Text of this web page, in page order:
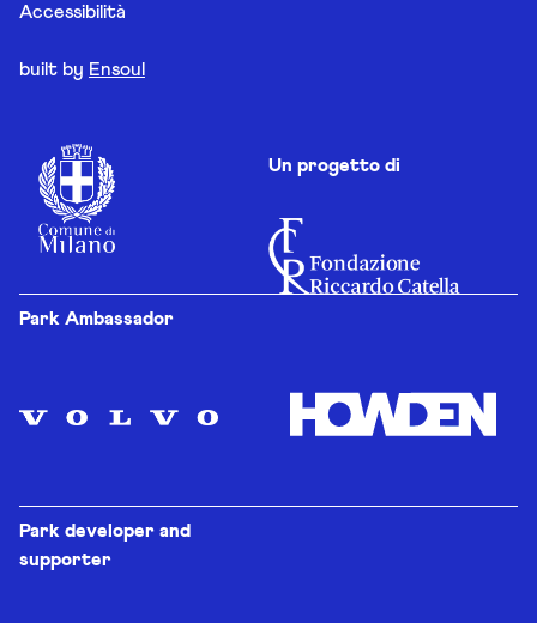
Accessibilità
built by Ensoul
Un progetto di
Park Ambassador
Park developer and
supporter